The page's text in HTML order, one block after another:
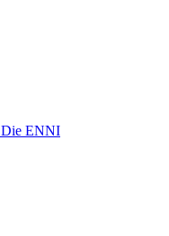
Die ENNI